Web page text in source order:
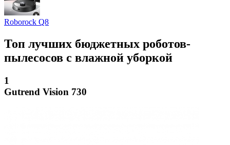
Roborock Q8
Топ лучших бюджетных роботов-
пылесосов с влажной уборкой
1
Gutrend Vision 730